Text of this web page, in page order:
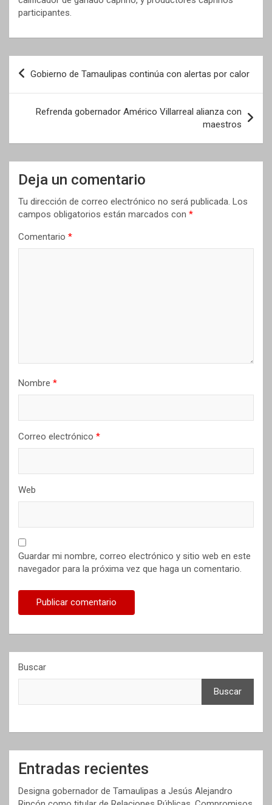
participantes.
Navegación
Gobierno de Tamaulipas continúa con alertas por calor
Refrenda gobernador Américo Villarreal alianza con
maestros
Deja un comentario
Tu dirección de correo electrónico no será publicada. Los
campos obligatorios están marcados con *
Comentario *
Nombre *
Correo electrónico *
Web
Guardar mi nombre, correo electrónico y sitio web en este
navegador para la próxima vez que haga un comentario.
Buscar
Buscar
Entradas recientes
Designa gobernador de Tamaulipas a Jesús Alejandro